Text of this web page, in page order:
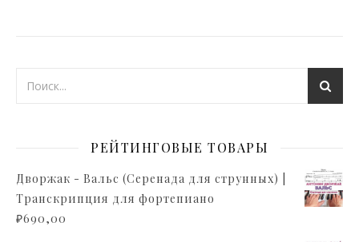
РЕЙТИНГОВЫЕ ТОВАРЫ
Дворжак - Вальс (Серенада для струнных) |
Транскрипция для фортепиано
₽690,00